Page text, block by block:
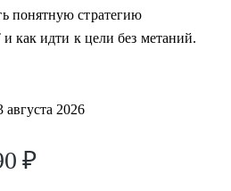
понятную стратегию
как идти к цели без метаний.
августа 2026
₽